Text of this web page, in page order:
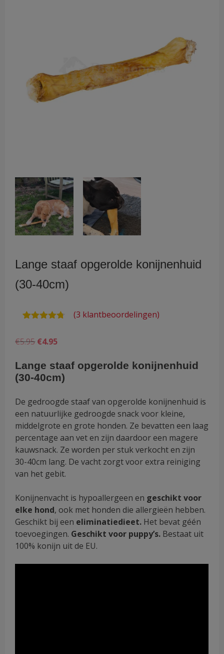
Lange staaf opgerolde konijnenhuid
(30-40cm)
gebaseerd
(3 klantbeoordelingen)
€5.95 Oorspronkelijke
was:
€5.95.
€4.95Huidige
is:
€4.95.
Lange staaf opgerolde konijnenhuid
(30-40cm)
De gedroogde staaf van opgerolde konijnenhuid is
een natuurlijke gedroogde snack voor kleine,
middelgrote en grote honden. Ze bevatten een laag
percentage aan vet en zijn daardoor een magere
kauwsnack. Ze worden per stuk verkocht en zijn
30-40cm lang. De vacht zorgt voor extra reiniging
van het gebit.
Konijnenvacht is hypoallergeen en geschikt voor
elke hond, ook met honden die allergieën hebben.
Geschikt bij een eliminatiedieet. Het bevat géén
toevoegingen. Geschikt voor puppy’s. Bestaat uit
100% konijn uit de EU.